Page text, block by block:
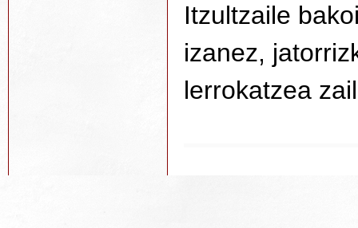
Itzultzaile
izanez,
lerrokatzea